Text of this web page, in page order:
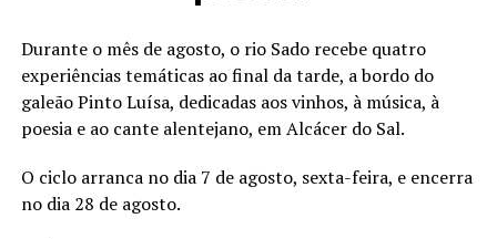
Durante o mês de agosto, o rio Sado recebe quatro
experiências temáticas ao final da tarde, a bordo do
galeão Pinto Luísa, dedicadas aos vinhos, à música, à
poesia e ao cante alentejano, em Alcácer do Sal.
O ciclo arranca no dia 7 de agosto, sexta-feira, e encerra
no dia 28 de agosto.